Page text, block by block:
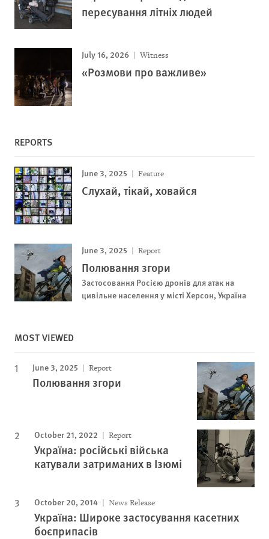
пересування літніх людей
July 16, 2026 Witness
«Розмови про важливе»
REPORTS
June 3, 2025 Feature
Слухай, тікай, ховайся
June 3, 2025 Report
Полювання згори
Застосовання Росією дронів для атак на
цивільне населення у місті Херсон, Україна
MOST VIEWED
June 3, 2025 Report
Полювання згори
October 21, 2022 Report
Україна: російські війська
катували затриманих в Ізюмі
October 20, 2014 News Release
Україна: Широке застосування касетних
боєприпасів